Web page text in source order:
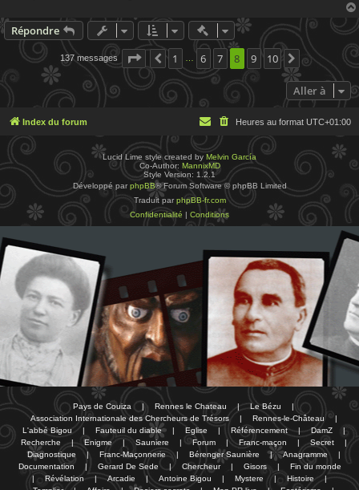
Répondre Actions rapides de
137 messages Page 8 sur10
Précédente
1 … 6 7 8 9 10 Suivante
Aller à
Index du forum Heures au format UTC+01:00
Lucid Lime style created by Melvin García
Co-Author: MannixMD
Style Version: 1.2.1
Développé par phpBB® Forum Software © phpBB Limited
Traduit par phpBB-fr.com
Confidentialité | Conditions
Pays de Couiza | Rennes le Chateau | Le Bézu
|
Association Internationale des Chercheurs de Trésors
| Rennes-le-Château
|
L'abbé Bigou
| Fauteuil du diable | Eglise | Référencement | DamZ
|
Recherche
| Enigme | Sauniere | Forum | Franc-maçon | Secret
|
Diagnostique
| Franc-Maçonnerie | Bérenger Saunière | Anagramme
|
Documentation
| Gerard De Sede | Chercheur | Gisors |
Fin du monde
|
Révélation | Arcadie | Antoine Bigou | Mystere | Histoire
|